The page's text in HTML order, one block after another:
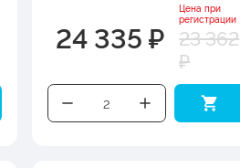
24 335 ₽
Цена при
регистрации
23 362
₽